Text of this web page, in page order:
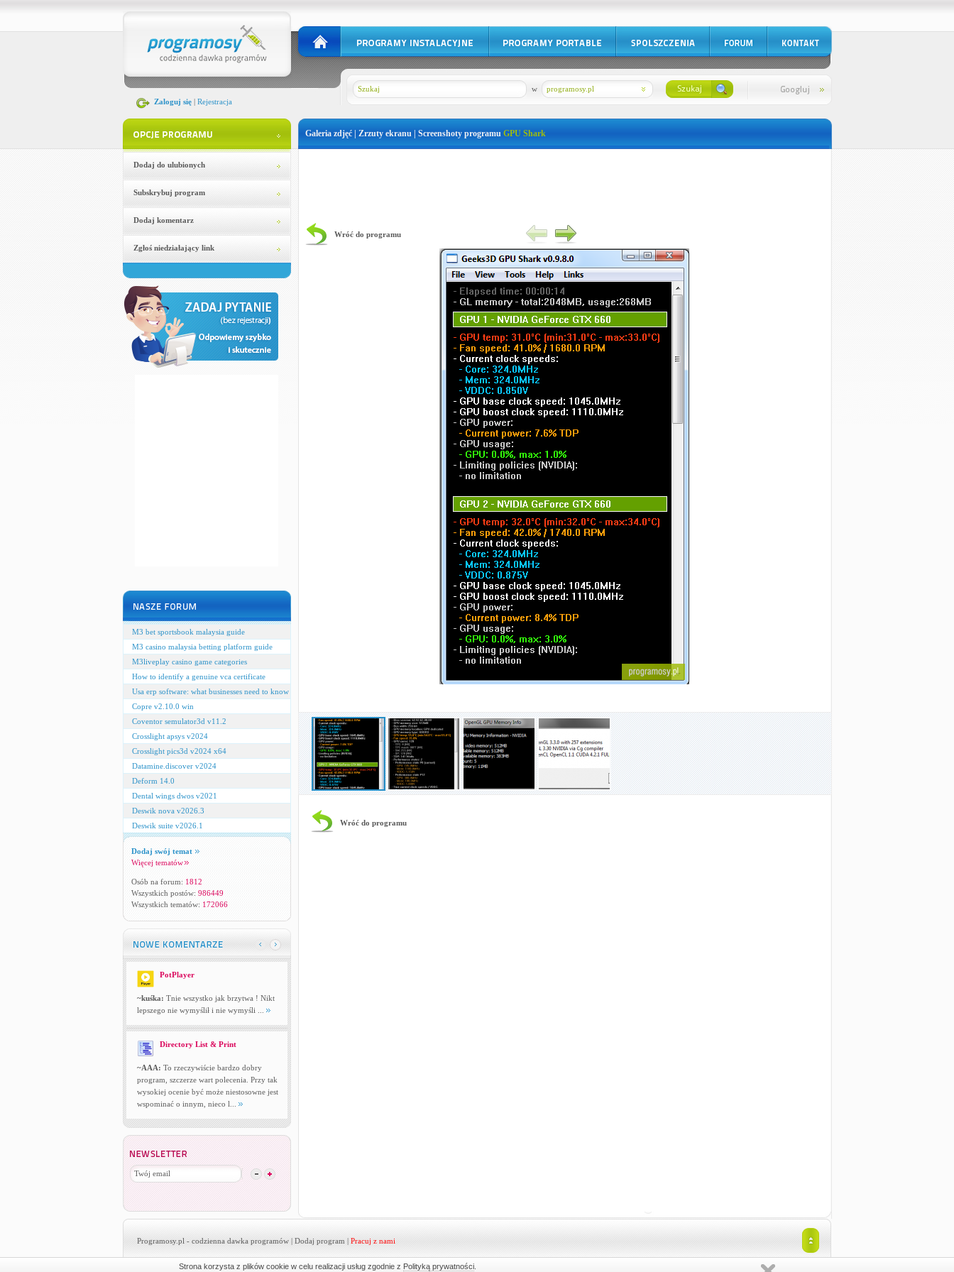
Zaloguj się| Rejestracja
programosy.pl
w
Dodaj do ulubionych
Subskrybuj program
Dodaj komentarz
Zgłoś niedziałający link
M3 bet sportsbook malaysia guide
M3 casino malaysia betting platform guide
M3liveplay casino game categories
How to identify a genuine vca certificate
Usa erp software: what businesses need to know
Copre v2.10.0 win
Coventor semulator3d v11.2
Crosslight apsys v2024
Crosslight pics3d v2024 x64
Datamine.discover v2024
Deform 14.0
Dental wings dwos v2021
Deswik nova v2026.3
Deswik suite v2026.1
Dodaj swój temat
Więcej tematów
Osób na forum: 1812
Wszystkich postów: 986449
Wszystkich tematów: 172066
PotPlayer
~kuśka: Tnie wszystko jak brzytwa ! Nikt
lepszego nie wymyślił i nie wymyśli ...
Directory List & Print
~AAA: To rzeczywiście bardzo dobry
program, szczerze wart polecenia. Przy tak
wysokiej ocenie być może niestosowne jest
wspominać o innym, nieco l...
Galeria zdjęć | Zrzuty ekranu | Screenshoty programu GPU Shark
Wróć do programu
Wróć do programu
Programosy.pl - codzienna dawka programów | Dodaj program | Pracuj z nami
Strona korzysta z plików cookie w celu realizacji usług zgodnie z Polityką prywatności